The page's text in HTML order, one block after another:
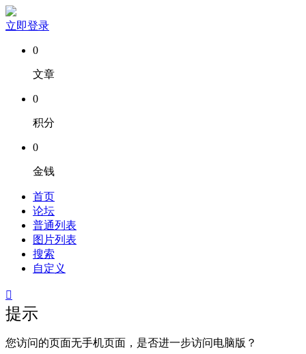
立即登录
0
文章
0
积分
0
金钱
首页
论坛
普通列表
图片列表
搜索
自定义

提示
您访问的页面无手机页面，是否进一步访问电脑版？